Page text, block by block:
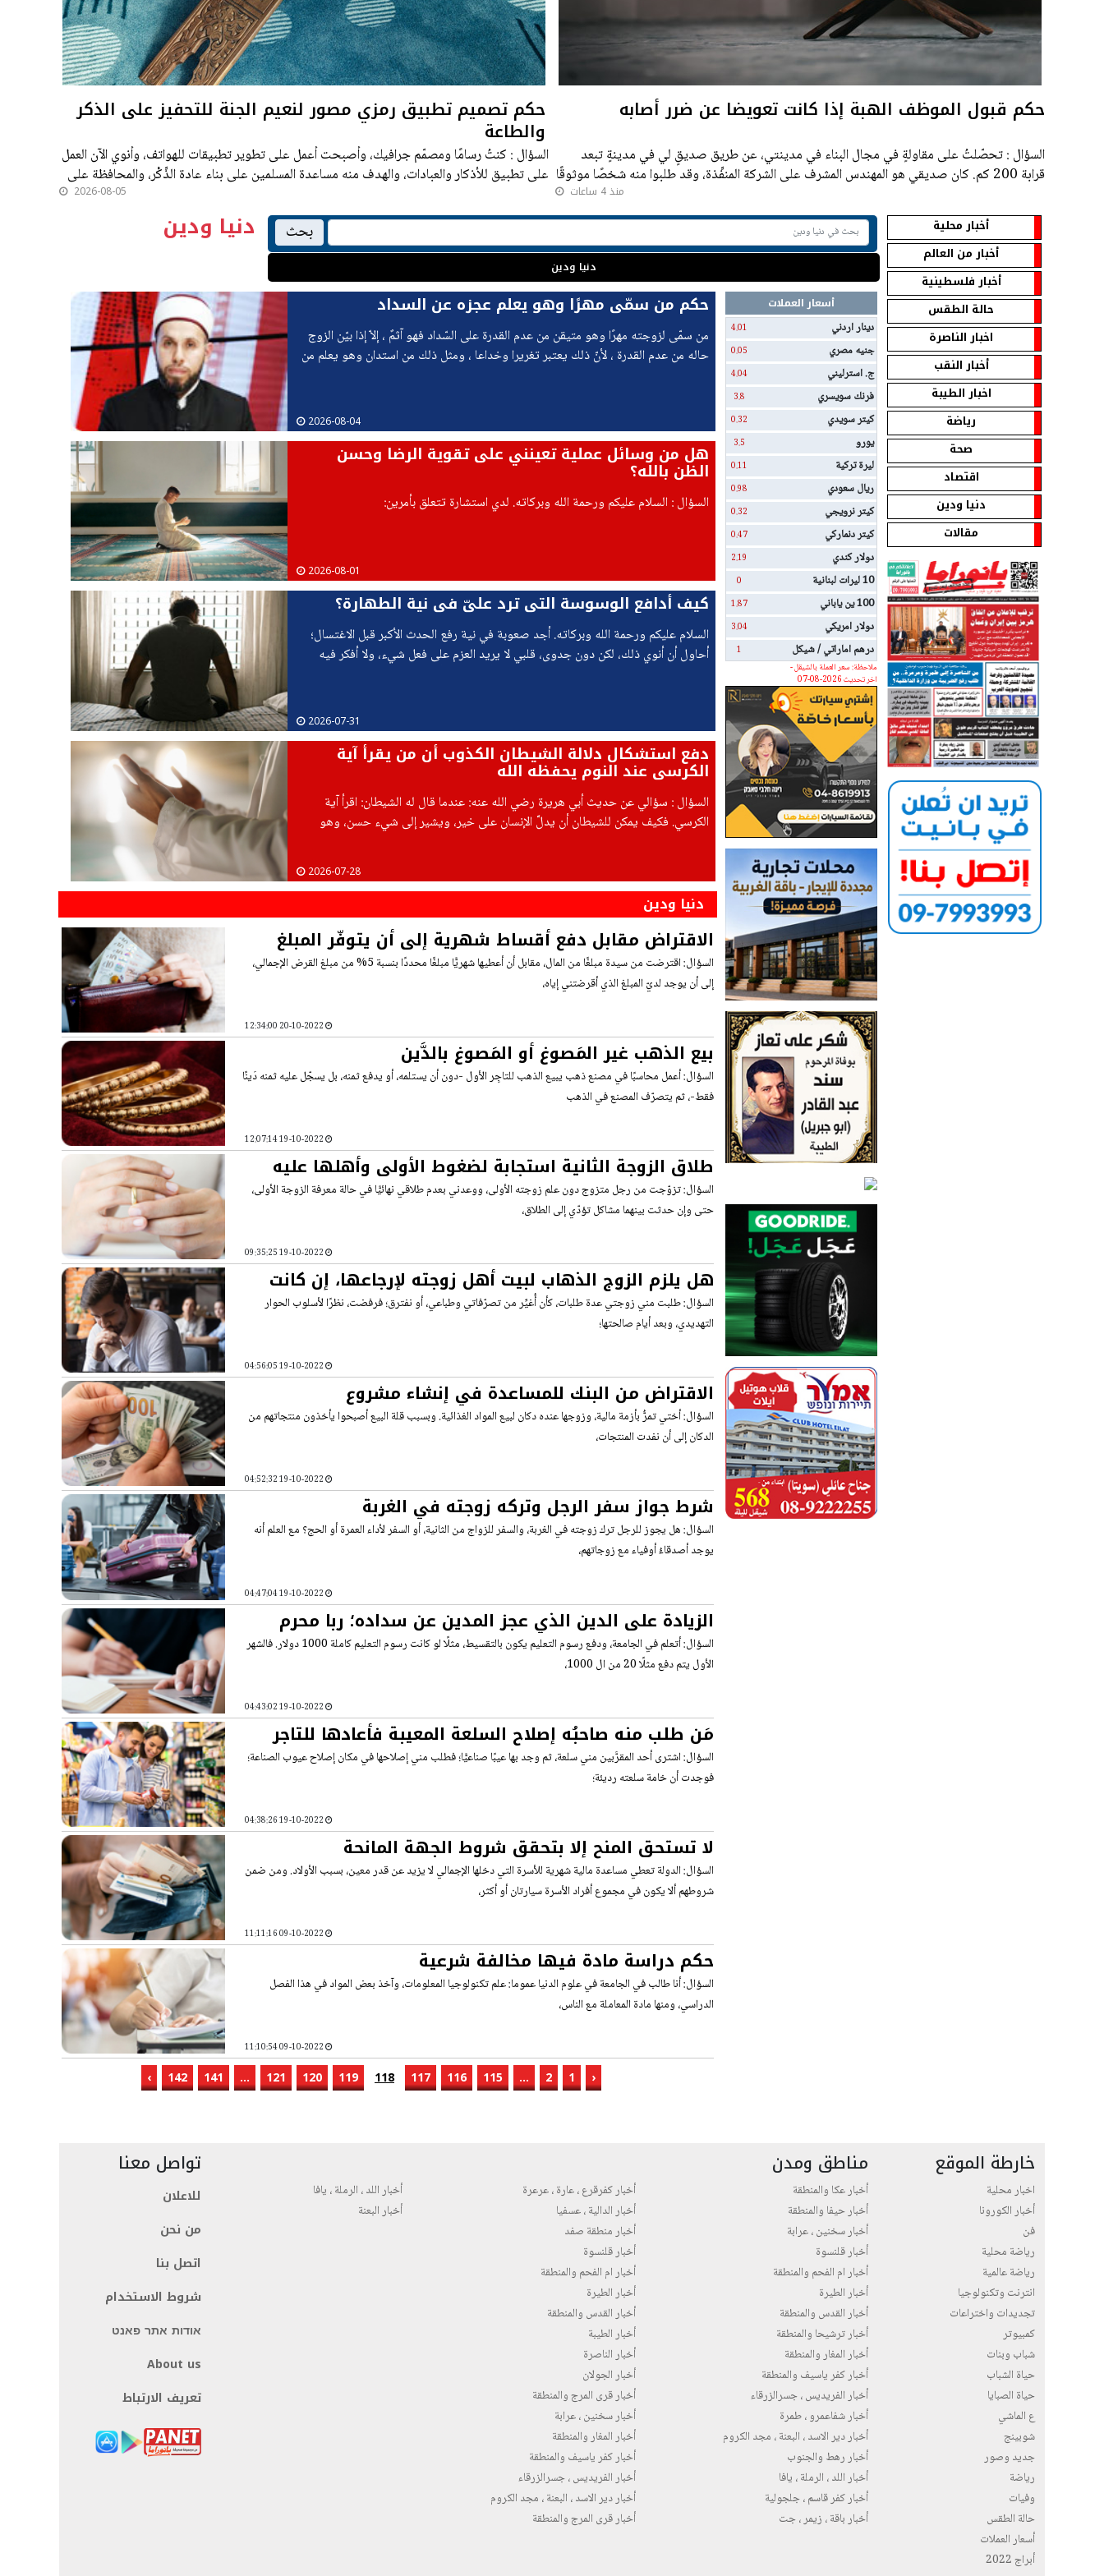
حكم قبول الموظف الهبة إذا كانت تعويضا عن ضرر أصابه
السؤال : تحصّلتُ على مقاولةٍ في مجال البناء في مدينتي، عن طريق صديقٍ لي في مدينةٍ تبعد
قرابة 200 كم. كان صديقي هو المهندس المشرف على الشركة المنفِّذة، وقد طلبوا منه شخصًا موثوقًا
منذ 4 ساعات
حكم تصميم تطبيق رمزي مصور لنعيم الجنة للتحفيز على الذكر
والطاعة
السؤال : كنتُ رسامًا ومصمّم جرافيك، وأصبحت أعمل على تطوير تطبيقات للهواتف، وأنوي الآن العمل
على تطبيق للأذكار والعبادات، والهدف منه مساعدة المسلمين على بناء عادة الذِّكْر، والمحافظة على
2026-08-05
أخبار محلية
أخبار من العالم
أخبار فلسطينية
حالة الطقس
اخبار الناصرة
أخبار النقب
اخبار الطيبة
رياضة
صحة
اقتصاد
دنيا ودين
مقالات
بحث
دنيا ودين
دنيا ودين
أسعار العملات
دينار اردني
4.01
جنيه مصري 0.05
ج. استرليني 4.04
فرنك سويسري 3.8
كيتر سويدي 0.32
يورو 3.5
ليرة تركية 0.11
ريال سعودي 0.98
كيتر نرويجي 0.32
كيتر دنماركي 0.47
دولار كندي 2.19
10 ليرات لبنانية 0
100 ين ياباني 1.87
دولار امريكي 3.04
درهم اماراتي / شيكل
1
ملاحظة: سعر العملة بالشيقل -
اخر تحديث 2026-08-07
حكم من سمّى مهرًا وهو يعلم عجزه عن السداد
من سمّى لزوجته مهرًا وهو متيقن من عدم القدرة على السّداد فهو آثمٌ ، إلاّ إذا بيّن الزوج
حاله من عدم القدرة ، لأنّ ذلك يعتبر تغريرا وخداعا ، ومثل ذلك من استدان وهو يعلم من
2026-08-04
هل من وسائل عملية تعينني على تقوية الرضا وحسن
الظن بالله؟
السؤال : السلام عليكم ورحمة الله وبركاته. لدي استشارة تتعلق بأمرين:
2026-08-01
كيف أدافع الوسوسة التي ترد عليّ في نية الطهارة؟
السلام عليكم ورحمة الله وبركاته. أجد صعوبة في نية رفع الحدث الأكبر قبل الاغتسال؛
أحاول أن أنوي ذلك، لكن دون جدوى، قلبي لا يريد العزم على فعل شيء، ولا أفكر فيه
2026-07-31
دفع استشكال دلالة الشيطان الكذوب أن من يقرأ آية
الكرسي عند النوم يحفظه الله
السؤال : سؤالي عن حديث أبي هريرة رضي الله عنه: عندما قال له الشيطان: اقرأ آية
الكرسي. فكيف يمكن للشيطان أن يدلَّ الإنسان على خير، ويشير إلى شيء حسن، وهو
2026-07-28
دنيا ودين
الاقتراض مقابل دفع أقساط شهرية إلى أن يتوفّر المبلغ
فيردّ كاملًا دون احتساب الأقساط
السؤال: اقترضت من سيدة مبلغًا من المال، مقابل أن أعطيها شهريًّا مبلغًا محددًا بنسبة 5% من مبلغ القرض الإجمالي،
إلى أن يوجد لديّ المبلغ الذي أقرضتني إياه،
بيع الذهب غير المَصوغ أو المَصوغ بالدَّين
السؤال: أعمل محاسبًا في مصنع ذهب يبيع الذهب للتاجِر الأول -دون أن يستلمه، أو يدفع ثمنه، بل يسجّل عليه ثمنه دَينًا
فقط-، ثم يتصرّف المصنع في الذهب
طلاق الزوجة الثانية استجابة لضغوط الأولى وأهلها عليه
السؤال: تزوّجت من رجل متزوج دون علم زوجته الأولى، ووعدني بعدم طلاقي نهائيًّا في حالة معرفة الزوجة الأولى،
حتى وإن حدثت بينهما مشاكل تؤدّي إلى الطلاق،
هل يلزم الزوج الذهاب لبيت أهل زوجته لإرجاعها، إن كانت
خرجت دون إذنه؟
السؤال: طلبت مني زوجتي عدة طلبات، كأن أُغيِّر من تصرّفاتي وطباعي، أو نفترق؛ فرفضت، نظرًا لأسلوب الحوار
التهديدي، وبعد أيام صالحتها؛
الاقتراض من البنك للمساعدة في إنشاء مشروع
السؤال: أختي تمرُّ بأزمة مالية، وزوجها عنده دكان لبيع المواد الغذائية. وبسبب قلة البيع أصبحوا يأخذون منتجاتهم من
الدكان إلى أن نفدت المنتجات،
شرط جواز سفر الرجل وتركه زوجته في الغربة
السؤال: هل يجوز للرجل ترك زوجته في الغربة، والسفر للزواج من الثانية، أو السفر لأداء العمرة أو الحج؟ مع العلم أنه
يوجد أصدقاءُ أوفياء مع زوجاتهم،
الزيادة على الدين الذي عجز المدين عن سداده؛ ربا محرم
السؤال: أتعلم في الجامعة، ودفع رسوم التعليم يكون بالتقسيط، مثلًا لو كانت رسوم التعليم كاملة 1000 دولار. فالشهر
الأول يتم دفع مثلًا 20 من ال 1000،
مَن طلب منه صاحبُه إصلاح السلعة المعيبة فأعادها للتاجر
واسترجع ثمنها، فهل يأثم؟
السؤال: اشترى أحد المقرَّبين مني سلعة، ثم وجد بها عيبًا صناعيًّا؛ فطلب مني إصلاحها في مكان إصلاح عيوب الصناعة؛
فوجدت أن خامة سلعته رديئة؛
لا تستحق المنح إلا بتحقق شروط الجهة المانحة
السؤال: الدولة تعطي مساعدة مالية شهرية للأسرة التي دخلها الإجمالي لا يزيد عن قدر معين، بسبب الأولاد. ومن ضمن
شروطهم ألا يكون في مجموع أفراد الأسرة سيارتان أو أكثر،
حكم دراسة مادة فيها مخالفة شرعية
السؤال: أنا طالب في الجامعة في علوم الدنيا عموما: علم تكنولوجيا المعلومات، وآخذ بعض المواد في هذا الفصل
الدراسي، ومنها مادة المعاملة مع الناس،
‹
1
2
...
115
116
117
118
119
120
121
...
141
142
›
خارطة الموقع
اخبار محلية
أخبار الكورونا
فن
رياضة محلية
رياضة عالمية
انترنت وتكنولوجيا
تجديدات واختراعات
كمبيوتر
شباب وبنات
حياة الشباب
حياة الصبايا
ع الماشي
شوبينج
جديد وصور
رياضة
وفيات
حالة الطقس
أسعار العملات
أبراج 2022
مناطق ومدن
أخبار عكا والمنطقة
أخبار حيفا والمنطقة
أخبار سخنين ، عرابة
أخبار قلنسوة
أخبار ام الفحم والمنطقة
أخبار الطيرة
أخبار القدس والمنطقة
أخبار ترشيحا والمنطقة
أخبار المغار والمنطقة
أخبار كفر ياسيف والمنطقة
أخبار الفريديس ، جسرالزرقاء
أخبار شفاعمرو ، طمرة
أخبار دير الاسد ، البعنة ، مجد الكروم
أخبار رهط والجنوب
أخبار اللد ، الرملة ، يافا
أخبار كفر قاسم ، جلجولية
أخبار باقة ، زيمر ، جت
أخبار كفرقرع ، عارة ، عرعرة
أخبار الدالية ، عسفيا
أخبار منطقة صفد
أخبار قلنسوة
أخبار ام الفحم والمنطقة
أخبار الطيرة
أخبار القدس والمنطقة
أخبار الطيبة
أخبار الناصرة
أخبار الجولان
أخبار قرى المرج والمنطقة
أخبار سخنين ، عرابة
أخبار المغار والمنطقة
أخبار كفر ياسيف والمنطقة
أخبار الفريديس ، جسرالزرقاء
أخبار دير الاسد ، البعنة ، مجد الكروم
أخبار قرى المرج والمنطقة
أخبار اللد ، الرملة ، يافا
أخبار البعنة
تواصل معنا
للاعلان
من نحن
اتصل بنا
شروط الاستخدام
אודות אתר פאנט
About us
تعريف الارتباط